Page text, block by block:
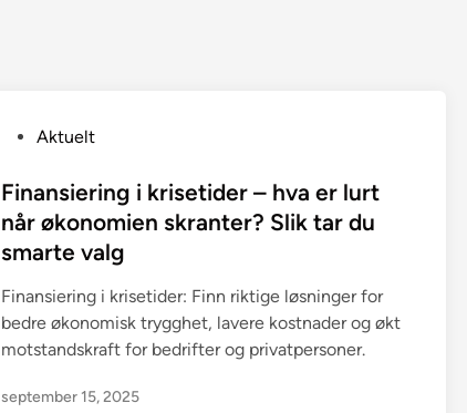
s
t
d
i
n
Aktuelt
Finansiering i krisetider – hva er lurt
når økonomien skranter? Slik tar du
smarte valg
Finansiering i krisetider: Finn riktige løsninger for
bedre økonomisk trygghet, lavere kostnader og økt
motstandskraft for bedrifter og privatpersoner.
september 15, 2025